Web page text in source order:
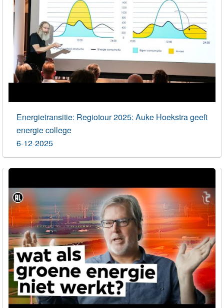
Energietransitie: Regiotour 2025: Auke Hoekstra geeft
energie college
6-12-2025